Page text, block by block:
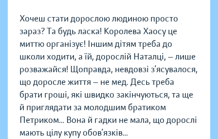
Хочеш стати дорослою людиною просто
зараз? Та будь ласка! Королева Хаосу це
миттю організує! Іншим дітям треба до
школи ходити, а їй, дорослій Наталці, — лише
розважайся! Щоправда, невдовзі з’ясувалося,
що доросле життя — не мед. Десь треба
брати гроші, які швидко закінчуються, та ще
й приглядати за молодшим братиком
Петриком… Вона й гадки не мала, що дорослі
мають цілу купу обов’язків…